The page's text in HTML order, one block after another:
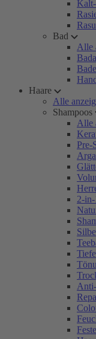
Bad
Alle
Haare
Alle
Shampoos
Alle
Pre-
2-